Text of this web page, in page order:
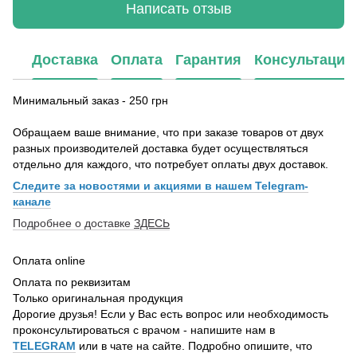
Написать отзыв
Доставка Оплата Гарантия Консультация
Минимальный заказ - 250 грн
Обращаем ваше внимание, что при заказе товаров от двух
разных производителей доставка будет осуществляться
отдельно для каждого, что потребует оплаты двух доставок.
Следите за новостями и акциями в нашем Telegram-
канале
Подробнее о доставке ЗДЕСЬ
Оплата online
Оплата по реквизитам
Только оригинальная продукция
Дорогие друзья! Если у Вас есть вопрос или необходимость
проконсультироваться с врачом - напишите нам в
TELEGRAM или в чате на сайте. Подробно опишите, что